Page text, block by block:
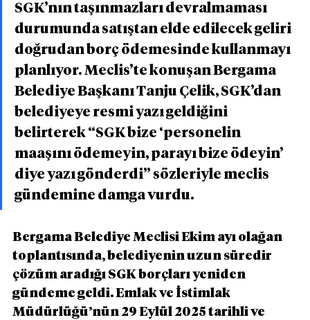
SGK’nın taşınmazları devralmaması
durumunda satıştan elde edilecek geliri
doğrudan borç ödemesinde kullanmayı
planlıyor. Meclis’te konuşan Bergama
Belediye Başkanı Tanju Çelik, SGK’dan
belediyeye resmi yazı geldiğini
belirterek “SGK bize ‘personelin
maaşını ödemeyin, parayı bize ödeyin’
diye yazı gönderdi” sözleriyle meclis
gündemine damga vurdu.
Bergama Belediye Meclisi Ekim ayı olağan
toplantısında, belediyenin uzun süredir
çözüm aradığı SGK borçları yeniden
gündeme geldi. Emlak ve İstimlak
Müdürlüğü’nün 29 Eylül 2025 tarihli ve